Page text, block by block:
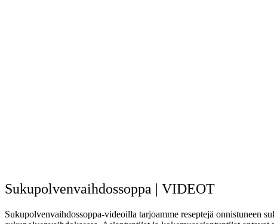
Sukupolvenvaihdossoppa | VIDEOT
Sukupolvenvaihdossoppa-videoilla tarjoamme reseptejä onnistuneen